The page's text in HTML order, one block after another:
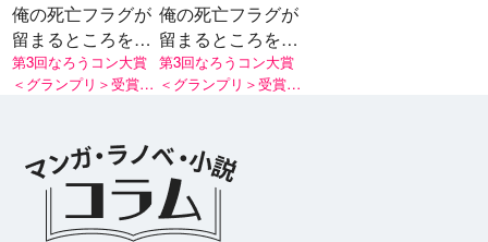
魔法少女育成計
マンガ
愛蔵版 花ぶらん
俺の死亡フラグが
留まるところを知
らない 2
第3回なろうコン大賞
＜グランプリ＞受賞
俺の死亡フラグが
留まるところを知
らない
第3回なろうコン大賞
＜グランプリ＞受賞作